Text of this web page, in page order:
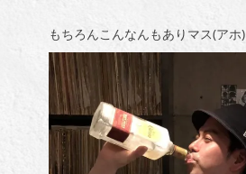
もちろんこんなんもありマス(アホ)